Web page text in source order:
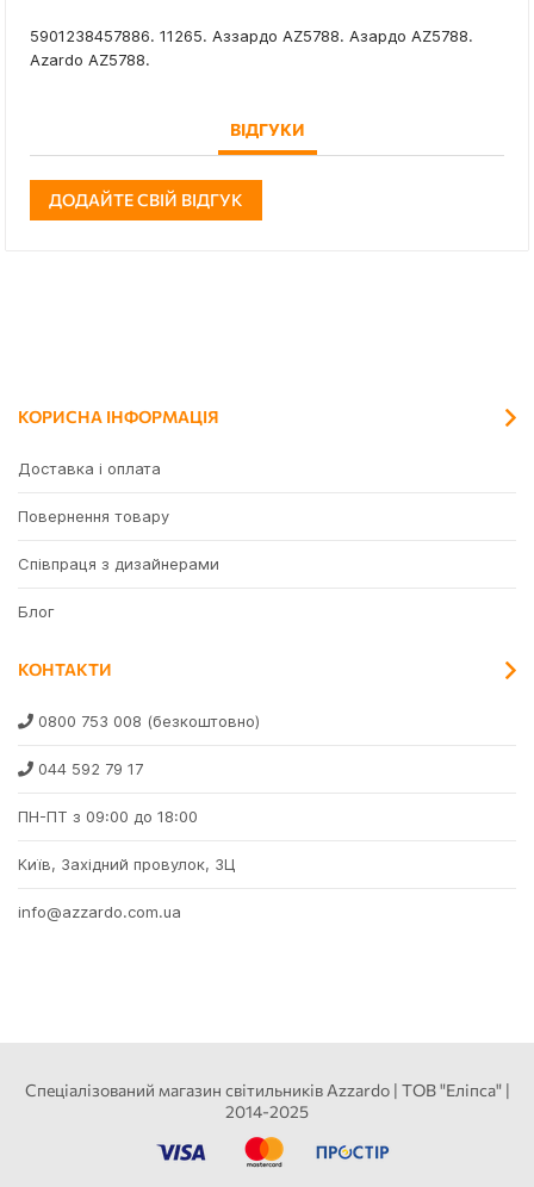
5901238457886. 11265. Аззардо AZ5788. Азардо AZ5788.
Azardo AZ5788.
ВІДГУКИ
ДОДАЙТЕ СВІЙ ВІДГУК
КОРИСНА ІНФОРМАЦІЯ
Доставка і оплата
Повернення товару
Співпраця з дизайнерами
Блог
КОНТАКТИ
0800 753 008 (безкоштовно)
044 592 79 17
ПН-ПТ з 09:00 до 18:00
Київ, Західний провулок, 3Ц
info@azzardo.com.ua
Спеціалізований магазин світильників Azzardo | ТОВ "Еліпса" |
2014-2025